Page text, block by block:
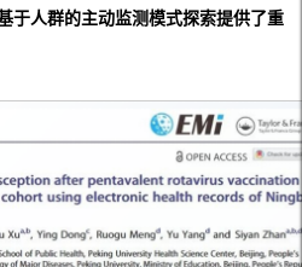
于⼈群的主动监测模式探索提供了重